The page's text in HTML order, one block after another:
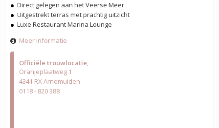
Officiële trouwlocatie
Oranjeplaatweg 1
4341 RX Arnemuiden
0118 - 820 388
Direct gelegen aan het Veerse Meer
Uitgestrekt terras met prachtig uitzicht
Luxe Restaurant Marina Lounge
Meer informatie